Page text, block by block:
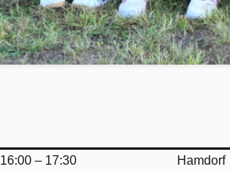
16:00 – 17:30 Hamdorf